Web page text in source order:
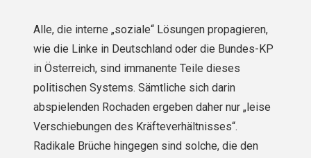
Alle, die interne „soziale“ Lösungen propagieren,
wie die Linke in Deutschland oder die Bundes-KP
in Österreich, sind immanente Teile dieses
politischen Systems. Sämtliche sich darin
abspielenden Rochaden ergeben daher nur „leise
Verschiebungen des Kräfteverhältnisses“.
Radikale Brüche hingegen sind solche, die den